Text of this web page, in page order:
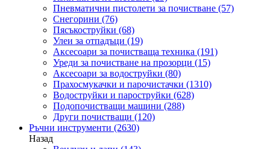
Пневматични пистолети за почистване (57)
Снегорини (76)
Пясъкоструйки (68)
Улеи за отпадъци (19)
Аксесоари за почистваща техника (191)
Уреди за почистване на прозорци (15)
Аксесоари за водоструйки (80)
Прахосмукачки и парочистачки (1310)
Водоструйки и пароструйки (628)
Подопочистващи машини (288)
Други почистващи (120)
Ръчни инструменти (2630)
Назад